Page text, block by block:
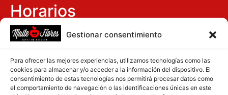
Gestionar consentimiento
Para ofrecer las mejores experiencias, utilizamos tecnologías como las
cookies para almacenar y/o acceder a la información del dispositivo. El
consentimiento de estas tecnologías nos permitirá procesar datos como
el comportamiento de navegación o las identificaciones únicas en este
Horarios
Lunes: 15 h a 20 h
Martes a Viernes: 9:30 h a 19:30 h
Sabados: 9 h a 14 h